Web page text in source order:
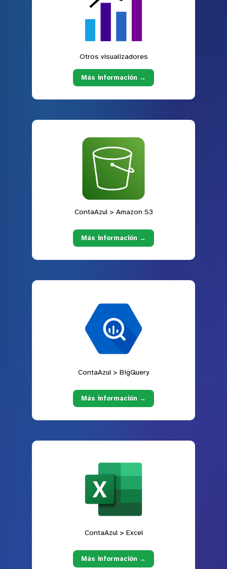
Otros visualizadores
Más información →
ContaAzul > Amazon S3
Más información →
ContaAzul > BigQuery
Más información →
ContaAzul > Excel
Más información →